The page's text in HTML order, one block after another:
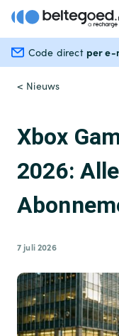
Code direct per e-
< Nieuws
Xbox
2026:
7 juli 2026